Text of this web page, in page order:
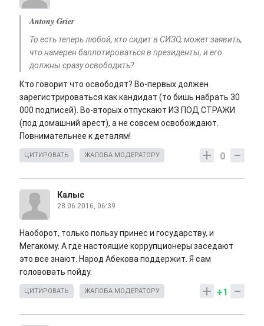
Antony Grier
То есть теперь любой, кто сидит в СИЗО, может заявить,
что намерен баллотироваться в президенты, и его
должны сразу освободить?
Кто говорит что освободят? Во-первых должен
зарегистрироваться как кандидат (то бишь набрать 30
000 подписей). Во-вторых отпускают ИЗ ПОД СТРАЖИ
(под домашний арест), а не совсем освобождают.
Повнимательнее к деталям!
0
ЦИТИРОВАТЬ ЖАЛОБА МОДЕРАТОРУ
Калыс
28.06.2016, 06:39
Наоборот, только пользу принес и государству, и
Мегакому. А где настоящие коррупционеры заседают
это все знают. Народ Абекова поддержит. Я сам
голововать пойду.
+1
ЦИТИРОВАТЬ ЖАЛОБА МОДЕРАТОРУ